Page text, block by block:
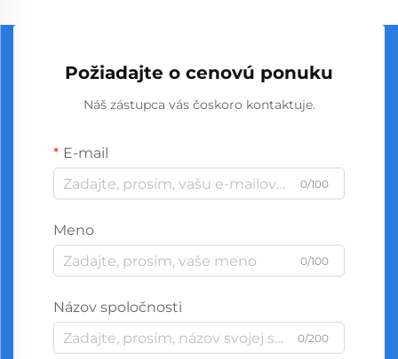
Požiadajte o cenovú ponuku
Náš zástupca vás čoskoro kontaktuje.
E-mail
0/100
Meno
0/100
Názov spoločnosti
0/200